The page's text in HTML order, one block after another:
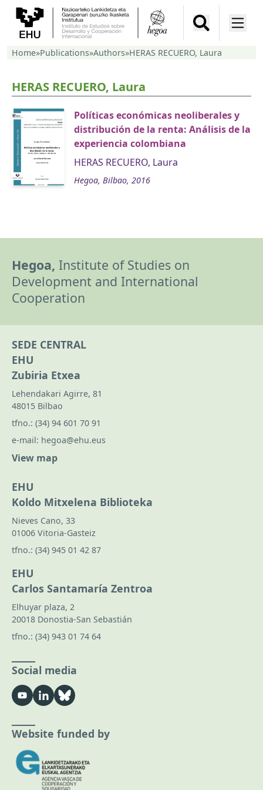
Home»Publications»Authors»HERAS RECUERO, Laura
HERAS RECUERO, Laura
Políticas económicas neoliberales y
distribución de la renta: Análisis de la
experiencia colombiana
HERAS RECUERO, Laura
Hegoa, Bilbao, 2016
Hegoa, Institute of Studies on
Development and International
Cooperation
SEDE CENTRAL
EHU
Zubiria Etxea
Lehendakari Agirre, 81
48015 Bilbao
tfno.: (34) 94 601 70 91
e-mail: hegoa@ehu.eus
View map
EHU
Koldo Mitxelena Biblioteka
Nieves Cano, 33
01006 Vitoria-Gasteiz
tfno.: (34) 945 01 42 87
EHU
Carlos Santamaría Zentroa
Elhuyar plaza, 2
20018 Donostia-San Sebastián
tfno.: (34) 943 01 74 64
Social media
Website funded by